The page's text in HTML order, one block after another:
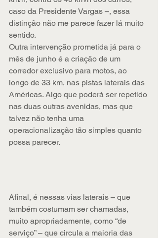
caso da Presidente Vargas –, essa
distinção não me parece fazer lá muito
sentido.
Outra intervenção prometida já para o
mês de junho é a criação de um
corredor exclusivo para motos, ao
longo de 33 km, nas pistas laterais das
Américas. Algo que poderá ser repetido
nas duas outras avenidas, mas que
talvez não tenha uma
operacionalização tão simples quanto
possa parecer.
Afinal, é nessas vias laterais – que
também costumam ser chamadas,
muito apropriadamente, como “de
serviço” – que circula a maioria das